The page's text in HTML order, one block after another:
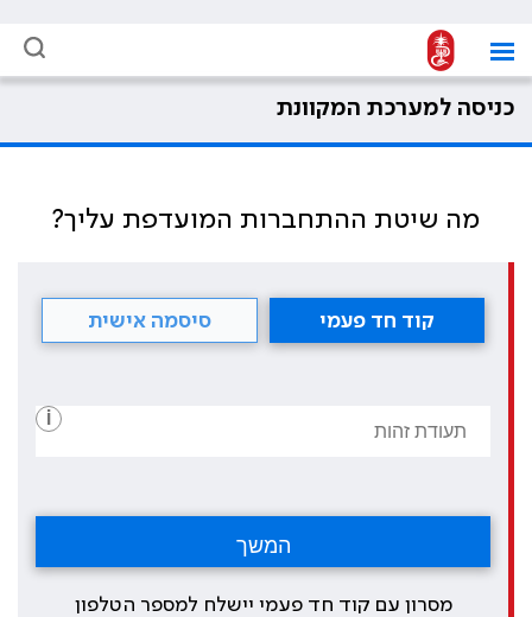
כניסה למערכת המקוונת
מה שיטת ההתחברות המועדפת עליך?
קוד חד פעמי סיסמה אישית
i
מסרון עם קוד חד פעמי יישלח למספר הטלפון